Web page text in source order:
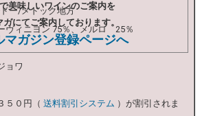
美味しいワインのご案内を
ガにてご案内しております。
マガジン登録ページへ
/メドック地方
ィニヨン 75％、メルロ 25％
ョワ
５０円（ 送料割引システム ）が割引されま